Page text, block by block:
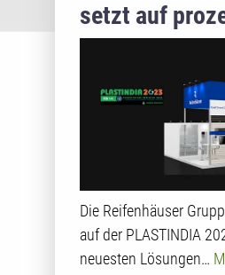
setzt auf
Die Reifenhäuser
auf der PLASTINDIA
neuesten Lösungen…